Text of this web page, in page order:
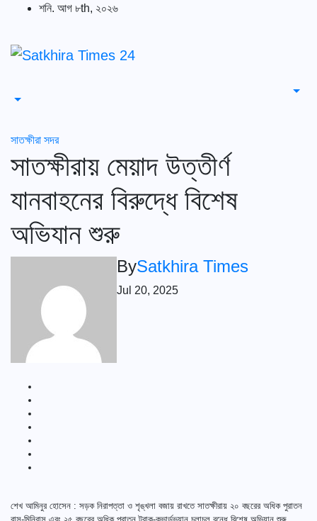
শনি. আগ ৮th, ২০২৬
সাতক্ষীরা সদর
সাতক্ষীরায় মেয়াদ উত্তীর্ণ
যানবাহনের বিরুদ্ধে বিশেষ
অভিযান শুরু
BySatkhira Times
Jul 20, 2025
শেখ আমিনুর হোসেন : সড়ক নিরাপত্তা ও শৃঙ্খলা বজায় রাখতে সাতক্ষীরায় ২০ বছরের অধিক পুরাতন